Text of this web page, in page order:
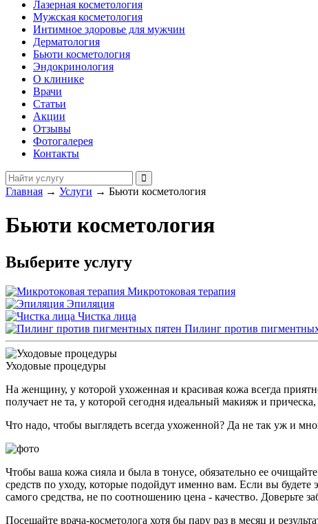
Лазерная косметология
Мужская косметология
Интимное здоровье для мужчин
Дерматология
Бьюти косметология
Эндокринология
О клинике
Врачи
Статьи
Акции
Отзывы
Фотогалерея
Контакты
Главная → Услуги → Бьюти косметология
Бьюти косметология
Выберите услугу
Микротоковая терапия
Эпиляция
Чистка лица
Пилинг против
Уходовые процедуры
На женщину, у которой ухоженная и красивая кожа всегда
получает не та, у которой сегодня идеальный макияж и
Что надо, чтобы выглядеть всегда ухоженной? Да не так уж и
Чтобы ваша кожа сияла и была в тонусе, обязательно ее
средств по уходу, которые подойдут именно вам. Если вы будете
самого средства, не по соотношению цена - качество. Доверьте
Посещайте врача-косметолога хотя бы пару раз в месяц и